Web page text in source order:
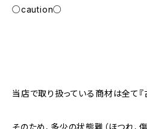
○caution○
当店で取り扱っている商材は全て『
そのため、多少の状態難（ほつれ、傷